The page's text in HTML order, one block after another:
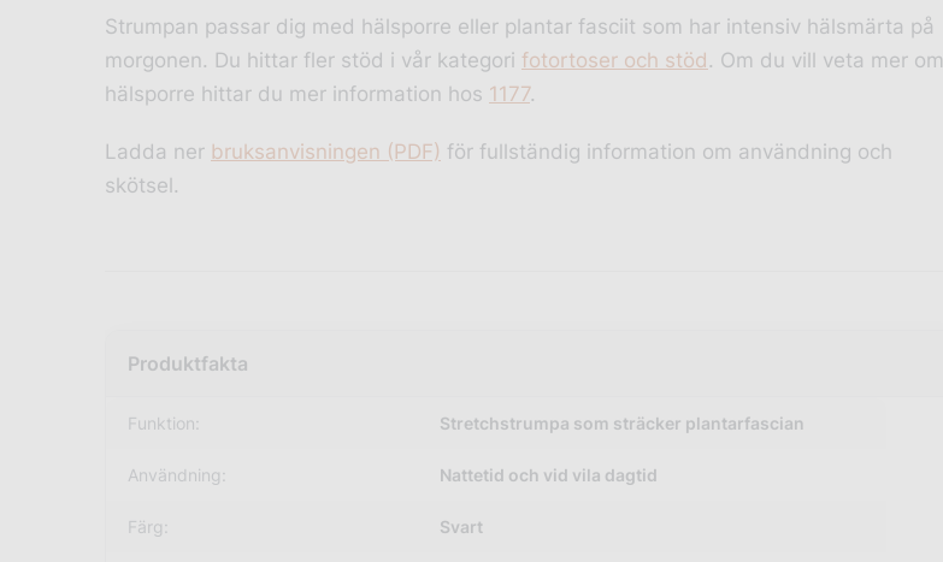
Strumpan passar dig med hälsporre eller plantar fasciit som har intensiv hälsmärta på
morgonen. Du hittar fler stöd i vår kategori fotortoser och stöd . Om du vill veta mer om
hälsporre hittar du mer information hos 1177.
Ladda ner bruksanvisningen (PDF) för fullständig information om användning och
skötsel.
Funktion: Stretchstrumpa som sträcker plantarfascian
Användning: Nattetid och vid vila dagtid
Färg: Svart